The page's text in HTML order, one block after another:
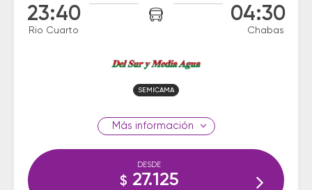
23:40
Rio Cuarto
04:30
Chabas
SEMICAMA
información
DESDE
$ 27.125